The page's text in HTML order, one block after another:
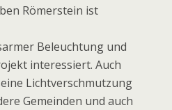
Römerstein ist
Beleuchtung und
interessiert. Auch
Lichtverschmutzung
Gemeinden und auch